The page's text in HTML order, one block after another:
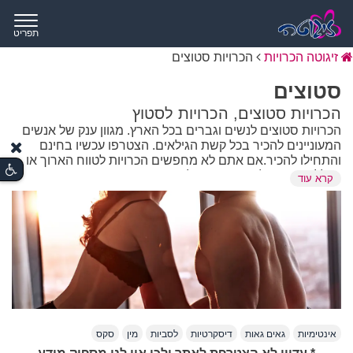
תפריט
זיגוטה הכרויות הכרויות סטוצים
סטוצים
הכרויות סטוצים, הכרויות לסטוץ
הכרויות סטוצים לנשים וגברים בכל הארץ. מגוון ענק של אנשים
המעוניינים להכיר בכל קשת הגילאים. הצטרפו עכשיו בחינם
והתחילו להכיר.אם אתם לא מחפשים הכרויות לטווח הארוך או
בכלל זוגיות מכל סוג שהיא, אלה משהו חד פעמי וזמני זה בדיוק
הקטגוריה בשבילכם. הכרויות סטוצים הינה קטגוריה אליה
הצטרפו גברים וגם נשים שמחפשים להכיר לצורך סטוץ. בחרו
את האדם המתאים למפגש החד פעמי שלכם ופשוט עזרו אומץ
ולכו על זה.
החיים לפעמים עמוסים מדי בשביל "דייט ראשון, שני ושלישי"
ולפעמים אנחנו פשוט מחפשים את הקינוח בלי לעבור דרך המנה
במועדון רועש, היום הכל קורה הרבה יותר מהר וביעילות. שימוש
במושג סטוצים כבר מזמן לא דורש התנצלות, אלא פשוט הבנה
קרא עוד
אינטימיות גאים גאות דיסקרטיות לסביות מין סקס